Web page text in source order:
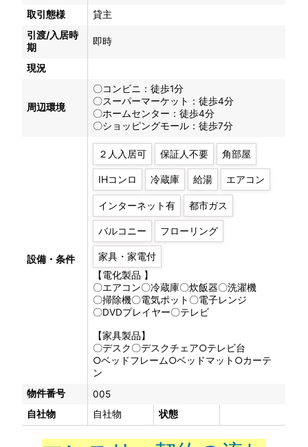
取引態様
貸主
引渡/入居時
期
即時
現況
周辺環境
〇コンビニ：徒歩1分
〇スーパーマーケット：徒歩4分
〇ホームセンター：徒歩4分
〇ショッピングモール：徒歩7分
設備・条件
２人入居可 保証人不要 角部屋
IHコンロ 冷蔵庫 給湯 エアコン
インターネット有 都市ガス
バルコニー フローリング
家具・家電付
【電化製品 】
〇エアコン〇冷蔵庫〇炊飯器〇洗濯機
〇掃除機〇電気ポット〇電子レンジ
〇DVDプレイヤー〇テレビ
【家具製品】
〇デスク〇デスクチェア○テレビ台
○ベッドフレーム○ベッドマット○カーテ
ン
物件番号
005
自社物
自社物 状態